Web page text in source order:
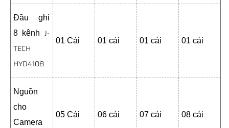
Đầu ghi
8 kênh J-
TECH
HYD4108
01 Cái 01 cái 01 cái 01 cái
Nguồn
cho
Camera
05 Cái 06 cái 07 cái 08 cái